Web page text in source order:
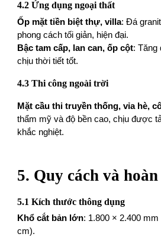
4.2 Ứng dụng ngoại thất
Ốp mặt tiền biệt thự, villa: Đá
phong cách tối giản, hiện đại.
Bậc tam cấp, lan can, ốp cột: Tăng
chịu thời tiết tốt.
4.3 Thi công ngoài trời
Mặt cầu thi truyền thống, vỉa hè,
thẩm mỹ và độ bền cao, chịu được
khắc nghiệt.
5. Quy cách và
5.1 Kích thước thông dụng
Khổ cắt bản lớn: 1.800 × 2.400
cm).